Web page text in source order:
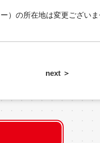
）の所在地は変更ござい
next ＞